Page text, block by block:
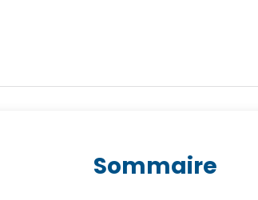
Sommaire